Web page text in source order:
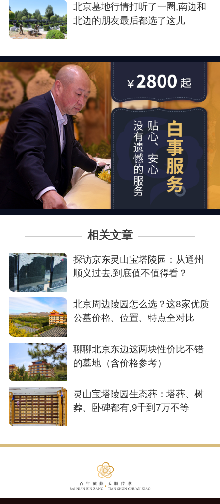
北京墓地行情打听了一圈,南边和
北边的朋友最后都选了这儿
相关文章
探访京东灵山宝塔陵园：从通州
顺义过去,到底值不值得看？
北京周边陵园怎么选？这8家优质
公墓价格、位置、特点全对比
​聊聊北京东边这两块性价比不错
的墓地（含价格参考）
灵山宝塔陵园生态葬：塔葬、树
葬、卧碑都有,9千到7万不等